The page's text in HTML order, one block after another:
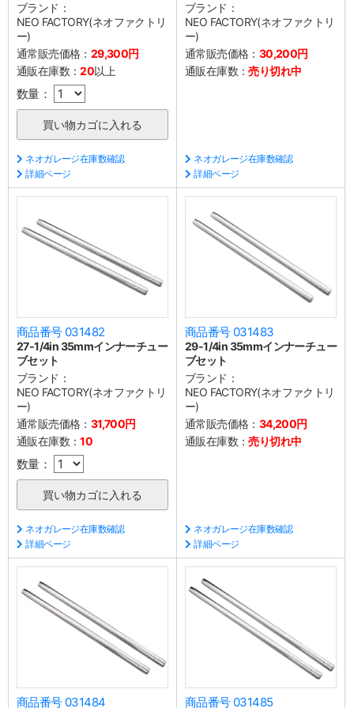
ブランド：
NEO FACTORY(ネオファクトリ
ー)
通常販売価格： 29,300円
通販在庫数：20以上
数量：
ネオガレージ在庫数確認
詳細ページ
ブランド：
NEO FACTORY(ネオファクトリ
ー)
通常販売価格： 30,200円
通販在庫数：売り切れ中
ネオガレージ在庫数確認
詳細ページ
商品番号 031482
27-1/4in 35mmインナーチュー
ブセット
ブランド：
NEO FACTORY(ネオファクトリ
ー)
通常販売価格： 31,700円
通販在庫数：10
数量：
ネオガレージ在庫数確認
詳細ページ
商品番号 031483
29-1/4in 35mmインナーチュー
ブセット
ブランド：
NEO FACTORY(ネオファクトリ
ー)
通常販売価格： 34,200円
通販在庫数：売り切れ中
ネオガレージ在庫数確認
詳細ページ
商品番号 031484 商品番号 031485